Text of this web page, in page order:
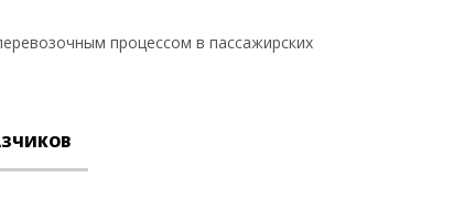
процессом в пассажирских